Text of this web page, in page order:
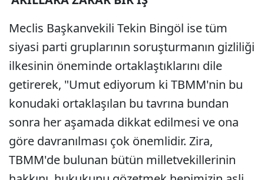
Meclis Başkanvekili Tekin Bingöl ise tüm
siyasi parti gruplarının soruşturmanın gizliliği
ilkesinin öneminde ortaklaştıklarını dile
getirerek, "Umut ediyorum ki TBMM'nin bu
konudaki ortaklaşılan bu tavrına bundan
sonra her aşamada dikkat edilmesi ve ona
göre davranılması çok önemlidir. Zira,
TBMM'de bulunan bütün milletvekillerinin